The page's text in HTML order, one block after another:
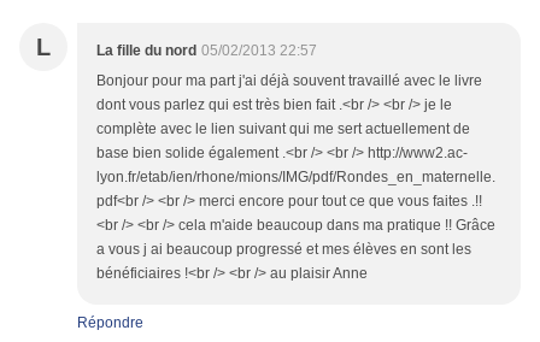
L La fille du nord 05/02/2013 22:57
Bonjour pour ma part j'ai déjà souvent travaillé avec le livre
dont vous parlez qui est très bien fait .<br /> <br /> je le
complète avec le lien suivant qui me sert actuellement de
base bien solide également .<br /> <br /> http://www2.ac-
lyon.fr/etab/ien/rhone/mions/IMG/pdf/Rondes_en_maternelle.
pdf<br /> <br /> merci encore pour tout ce que vous faites .!!
<br /> <br /> cela m'aide beaucoup dans ma pratique !! Grâce
a vous j ai beaucoup progressé et mes élèves en sont les
bénéficiaires !<br /> <br /> au plaisir Anne
Répondre